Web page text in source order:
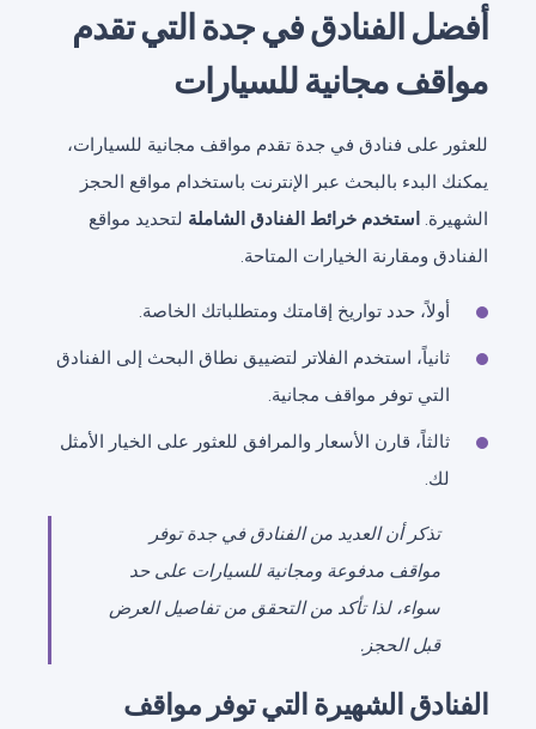
أفضل الفنادق في جدة التي تقدم
مواقف مجانية للسيارات
للعثور على فنادق في جدة تقدم مواقف مجانية للسيارات،
يمكنك البدء بالبحث عبر الإنترنت باستخدام مواقع الحجز
الشهيرة. استخدم خرائط الفنادق الشاملة لتحديد مواقع
الفنادق ومقارنة الخيارات المتاحة.
أولاً، حدد تواريخ إقامتك ومتطلباتك الخاصة.
ثانياً، استخدم الفلاتر لتضييق نطاق البحث إلى الفنادق
التي توفر مواقف مجانية.
ثالثاً، قارن الأسعار والمرافق للعثور على الخيار الأمثل
لك.
تذكر أن العديد من الفنادق في جدة توفر
مواقف مدفوعة ومجانية للسيارات على حد
سواء، لذا تأكد من التحقق من تفاصيل العرض
قبل الحجز.
الفنادق الشهيرة التي توفر مواقف